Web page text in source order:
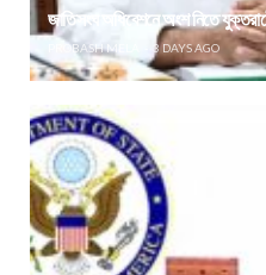
জাতিসংঘ অধিবেশনে অংশ নিতে
PROBASH MELA 3 DAYS AGO